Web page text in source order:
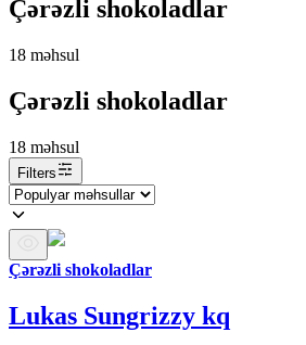
Çərəzli shokoladlar
18 məhsul
Çərəzli shokoladlar
18 məhsul
Filters
Çərəzli shokoladlar
Lukas Sungrizzy kq